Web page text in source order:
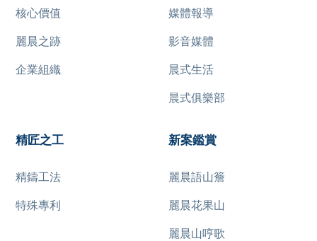
核心價值
麗晨之跡
企業組織
媒體報導
影音媒體
晨式生活
晨式俱樂部
精匠之工
精鑄工法
特殊專利
新案鑑賞
麗晨語山簷
麗晨花果山
麗晨山哼歌